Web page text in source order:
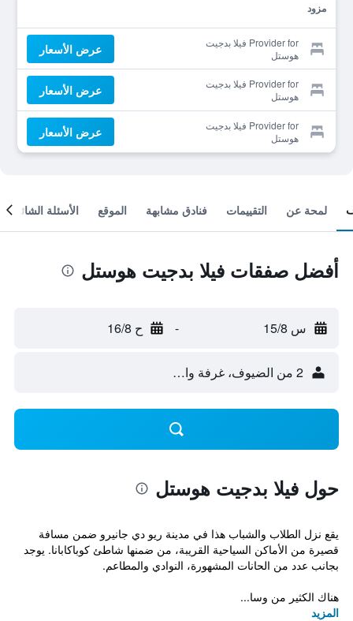
مزود
Provider for فيلا بدجيت
هوستل
عرض الأسعار
Provider for فيلا بدجيت
هوستل
عرض الأسعار
Provider for فيلا بدجيت
هوستل
عرض الأسعار
لمحة عن التقييمات فنادق مشابهة الموقع الأسئلة الشائعة
أفضل صفقات فيلا بدجيت هوستل
س 15/8 - ح 16/8
2 من الضيوف، غرفة واحدة
حول فيلا بدجيت هوستل
يقع نزل الطلاب والشباب هذا في مدينة ريو دي جانيرو ضمن مسافة
قصيرة من الأماكن السياحية القريبة، من ضمنها شاطئ كوباكابانا. يوجد
بجانب عدد من الحانات المشهورة، النوادي والمطاعم.
هناك الكثير من وسا...
المزيد